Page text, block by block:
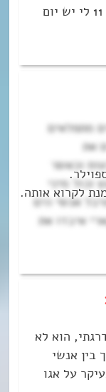
אגב מתי שאמור לצאת פרק 11 לי יש יום
מתפלאים
את
וכאשר
מיני
אנשי הים
איבדו את
הוא לא
בין אנשי
על אגו